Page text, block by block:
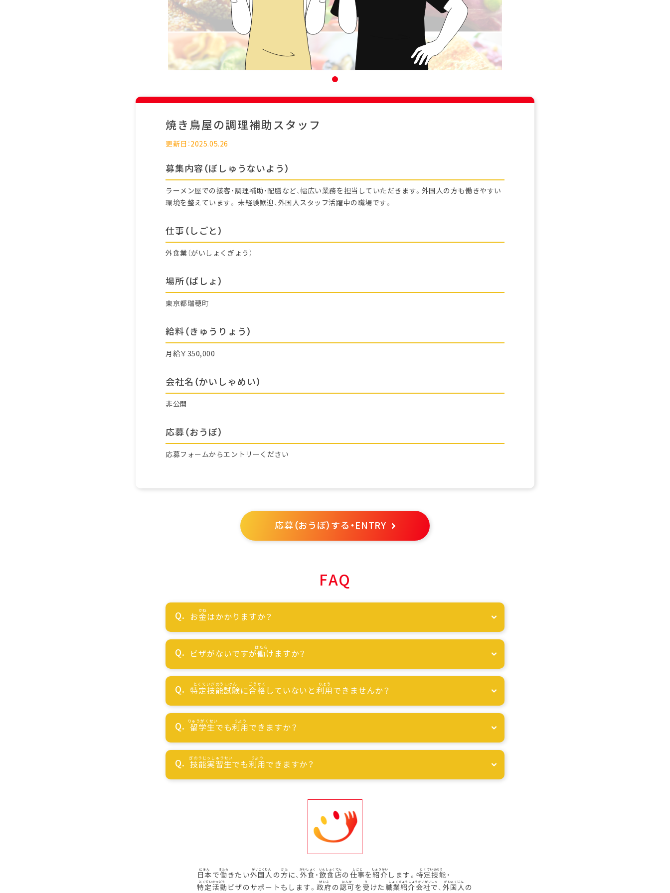
焼き鳥屋の調理補助スタッフ
更新日：2025.05.26
募集内容（ぼしゅうないよう）
ラーメン屋での接客・調理補助・配膳など、幅広い業務を担当していただきます。外国人の方も働きやすい
環境を整えています。 未経験歓迎、外国人スタッフ活躍中の職場です。
仕事（しごと）
外食業（がいしょくぎょう）
場所（ばしょ）
東京都瑞穂町
給料（きゅうりょう）
月給￥350,000
会社名（かいしゃめい）
非公開
応募（おうぼ）
応募フォームからエントリーください
応募（おうぼ）する・ENTRY
FAQ
お金はかかりますか？
ビザがないですが働けますか？
特定技能試験に合格 していないと利用できませんか？
留学生でも利用できますか？
技能実習生でも利用できますか？
日本で働きたい外国人 の方に、 外食 ・ 飲食店の 仕事を紹介 します。 特定技能 ・
特定活動 ビザのサポートもします。政府の 認可を受 けた 職業紹介会社で、 外国人の